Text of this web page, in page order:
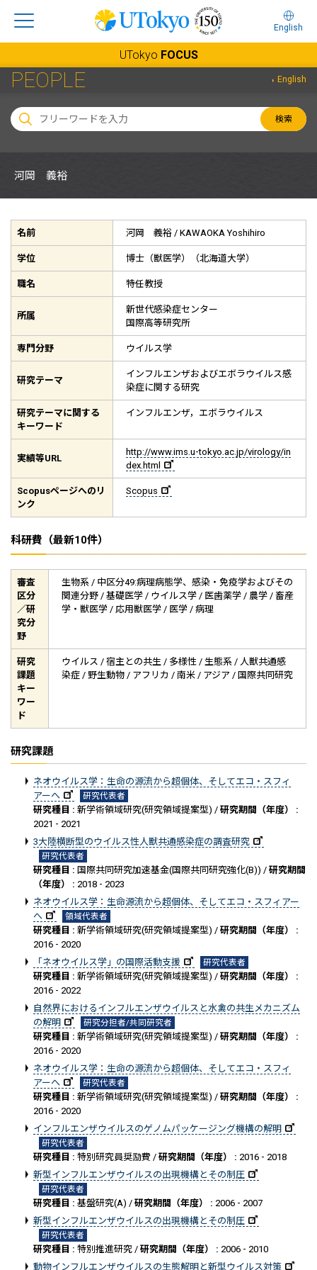
English
UTokyo FOCUS
PEOPLE English
検索
河岡 義裕
名前 河岡 義裕 / KAWAOKA Yoshihiro
学位 博士（獣医学）（北海道大学）
職名 特任教授
所属
新世代感染症センター
国際高等研究所
専門分野 ウイルス学
研究テーマ
インフルエンザおよびエボラウイルス感
染症に関する研究
研究テーマに関する
キーワード
インフルエンザ，エボラウイルス
実績等URL
http://www.ims.u-tokyo.ac.jp/virology/in
dex.html
Scopusページへのリ
ンク
Scopus
科研費（最新10件）
審査
区分
／研
究分
野
生物系 / 中区分49:病理病態学、感染・免疫学およびその
関連分野 / 基礎医学 / ウイルス学 / 医歯薬学 / 農学 / 畜産
学・獣医学 / 応用獣医学 / 医学 / 病理
研究
課題
キー
ワー
ド
ウイルス / 宿主との共生 / 多様性 / 生態系 / 人獣共通感
染症 / 野生動物 / アフリカ / 南米 / アジア / 国際共同研究
研究課題
ネオウイルス学：生命の源流から超個体、そしてエコ・スフィ
アーへ
研究代表者
研究種目 : 新学術領域研究(研究領域提案型) / 研究期間（年度） :
2021 - 2021
3大陸横断型のウイルス性人獣共通感染症の調査研究
研究代表者
研究種目 : 国際共同研究加速基金(国際共同研究強化(B)) / 研究期間
（年度） : 2018 - 2023
ネオウイルス学：生命源流から超個体、そしてエコ・スフィアー
へ
領域代表者
研究種目 : 新学術領域研究(研究領域提案型) / 研究期間（年度） :
2016 - 2020
「ネオウイルス学」の国際活動支援
研究代表者
研究種目 : 新学術領域研究(研究領域提案型) / 研究期間（年度） :
2016 - 2022
自然界におけるインフルエンザウイルスと水禽の共生メカニズム
の解明
研究分担者/共同研究者
研究種目 : 新学術領域研究(研究領域提案型) / 研究期間（年度） :
2016 - 2020
ネオウイルス学：生命の源流から超個体、そしてエコ・スフィ
アーへ
研究代表者
研究種目 : 新学術領域研究(研究領域提案型) / 研究期間（年度） :
2016 - 2020
インフルエンザウイルスのゲノムパッケージング機構の解明
研究代表者
研究種目 : 特別研究員奨励費 / 研究期間（年度） : 2016 - 2018
新型インフルエンザウイルスの出現機構とその制圧
研究代表者
研究種目 : 基盤研究(A) / 研究期間（年度） : 2006 - 2007
新型インフルエンザウイルスの出現機構とその制圧
研究代表者
研究種目 : 特別推進研究 / 研究期間（年度） : 2006 - 2010
動物インフルエンザウイルスの生態解明と新型ウイルス対策